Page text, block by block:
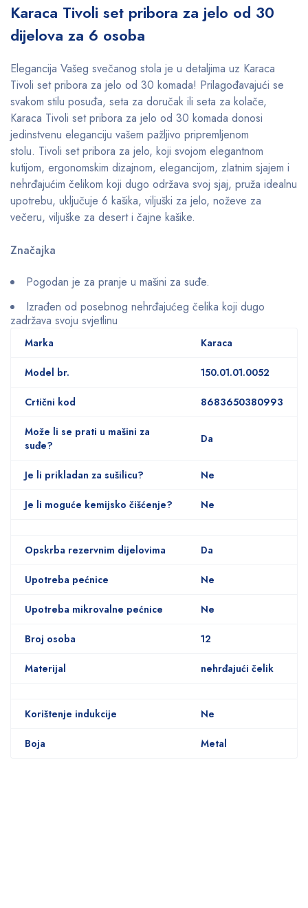
Karaca Tivoli set pribora za jelo od 30
dijelova za 6 osoba
Elegancija Vašeg svečanog stola je u detaljima uz Karaca
Tivoli set pribora za jelo od 30 komada! Prilagođavajući se
svakom stilu posuđa, seta za doručak ili seta za kolače,
Karaca Tivoli set pribora za jelo od 30 komada donosi
jedinstvenu eleganciju vašem pažljivo pripremljenom
stolu. Tivoli set pribora za jelo, koji svojom elegantnom
kutijom, ergonomskim dizajnom, elegancijom, zlatnim sjajem i
nehrđajućim čelikom koji dugo održava svoj sjaj, pruža idealnu
upotrebu, uključuje 6 kašika, viljuški za jelo, noževe za
večeru, viljuške za desert i čajne kašike.
Značajka
Pogodan je za pranje u mašini za suđe.
Izrađen od posebnog nehrđajućeg čelika koji dugo
zadržava svoju svjetlinu
Marka Karaca
Model br. 150.01.01.0052
Crtični kod 8683650380993
Može li se prati u mašini za
suđe?
Da
Je li prikladan za sušilicu? Ne
Je li moguće kemijsko čišćenje? Ne
Opskrba rezervnim dijelovima Da
Upotreba pećnice Ne
Upotreba mikrovalne pećnice Ne
Broj osoba 12
Materijal nehrđajući čelik
Korištenje indukcije Ne
Boja Metal